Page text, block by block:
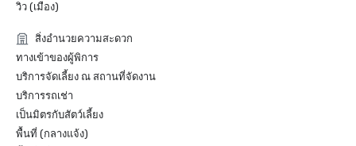
วิว (เมือง)
สิ่งอำนวยความสะดวก
ทางเข้าของผู้พิการ
บริการจัดเลี้ยง ณ สถานที่จัดงาน
บริการรถเช่า
เป็นมิตรกับสัตว์เลี้ยง
พื้นที่ (กลางแจ้ง)